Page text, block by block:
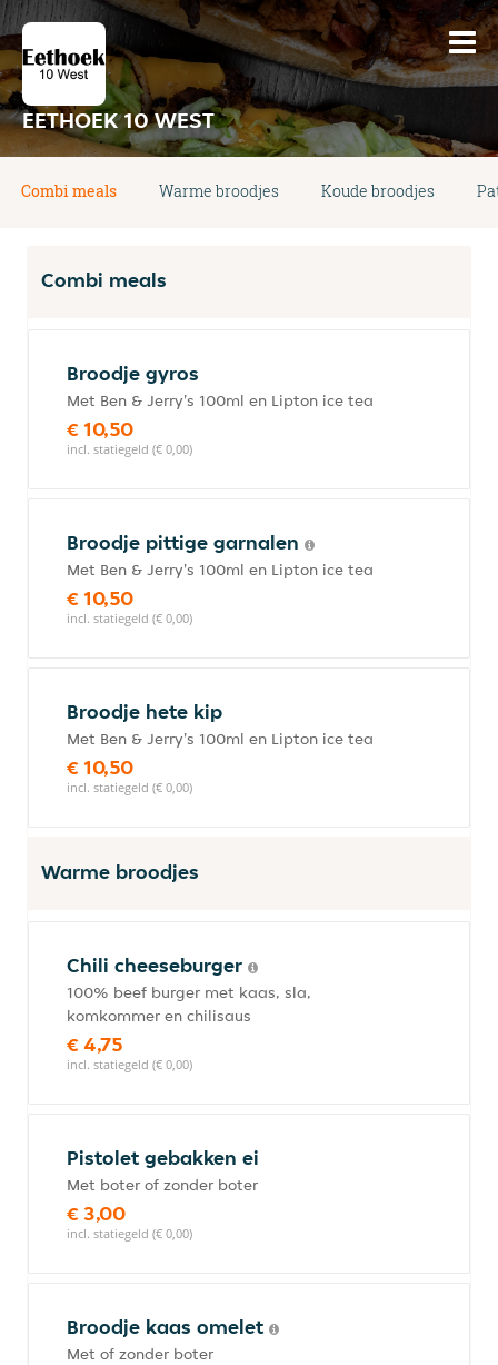
EETHOEK 10 WEST
Combi meals Warme broodjes Koude broodjes
Combi meals
Broodje gyros
Met Ben & Jerry's 100ml en Lipton ice tea
€ 10,50
incl. statiegeld (€ 0,00)
Broodje pittige garnalen
Met Ben & Jerry's 100ml en Lipton ice tea
€ 10,50
incl. statiegeld (€ 0,00)
Broodje hete kip
Met Ben & Jerry's 100ml en Lipton ice tea
€ 10,50
incl. statiegeld (€ 0,00)
Warme broodjes
Chili cheeseburger
100% beef burger met kaas, sla,
komkommer en chilisaus
€ 4,75
incl. statiegeld (€ 0,00)
Pistolet gebakken ei
Met boter of zonder boter
€ 3,00
incl. statiegeld (€ 0,00)
Broodje kaas omelet
Met of zonder boter